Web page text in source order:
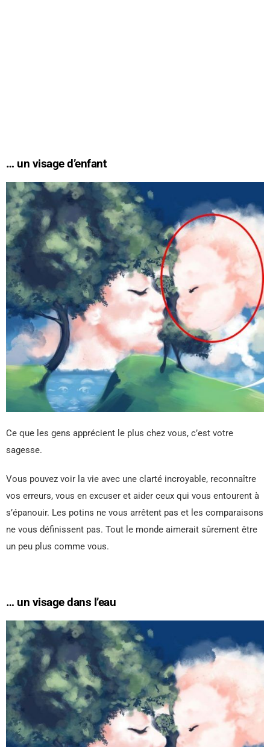
… un visage d’enfant
Ce que les gens apprécient le plus chez vous, c’est votre
sagesse.
Vous pouvez voir la vie avec une clarté incroyable, reconnaître
vos erreurs, vous en excuser et aider ceux qui vous entourent à
s’épanouir. Les potins ne vous arrêtent pas et les comparaisons
ne vous définissent pas. Tout le monde aimerait sûrement être
un peu plus comme vous.
… un visage dans l’eau